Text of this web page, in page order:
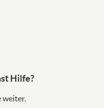
Hilfe?
weiter.